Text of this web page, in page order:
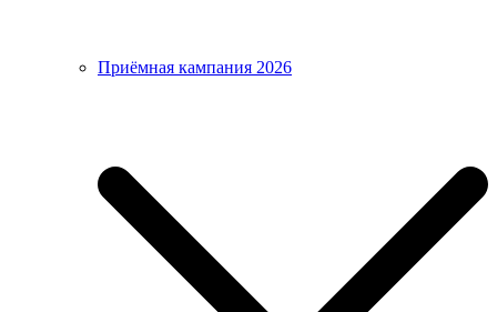
Приёмная кампания 2026